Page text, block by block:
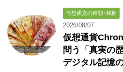
仮想通貨の種類･銘柄
2026/08/07
仮想通貨
問う「真実の
デジタル記憶